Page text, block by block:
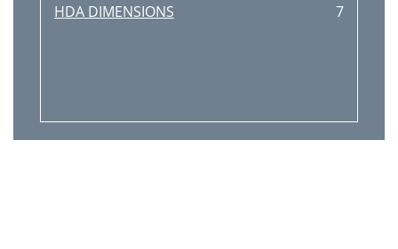
HDA DIMENSIONS
7